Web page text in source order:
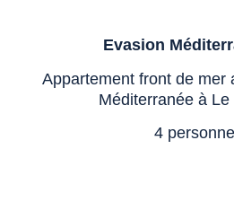
Evasion
Appartement front de mer
Méditerranée à
4